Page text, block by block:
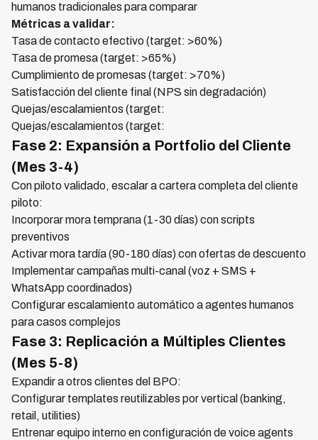
humanos tradicionales para comparar
Métricas a validar:
Tasa de contacto efectivo (target: >60%)
Tasa de promesa (target: >65%)
Cumplimiento de promesas (target: >70%)
Satisfacción del cliente final (NPS sin degradación)
Quejas/escalamientos (target:
Quejas/escalamientos (target:
Fase 2: Expansión a Portfolio del Cliente
(Mes 3-4)
Con piloto validado, escalar a cartera completa del cliente
piloto:
Incorporar mora temprana (1-30 días) con scripts
preventivos
Activar mora tardía (90-180 días) con ofertas de descuento
Implementar campañas multi-canal (voz + SMS +
WhatsApp coordinados)
Configurar escalamiento automático a agentes humanos
para casos complejos
Fase 3: Replicación a Múltiples Clientes
(Mes 5-8)
Expandir a otros clientes del BPO:
Configurar templates reutilizables por vertical (banking,
retail, utilities)
Entrenar equipo interno en configuración de voice agents